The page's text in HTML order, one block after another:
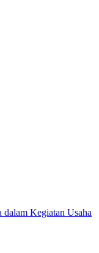
Kegiatan Usaha